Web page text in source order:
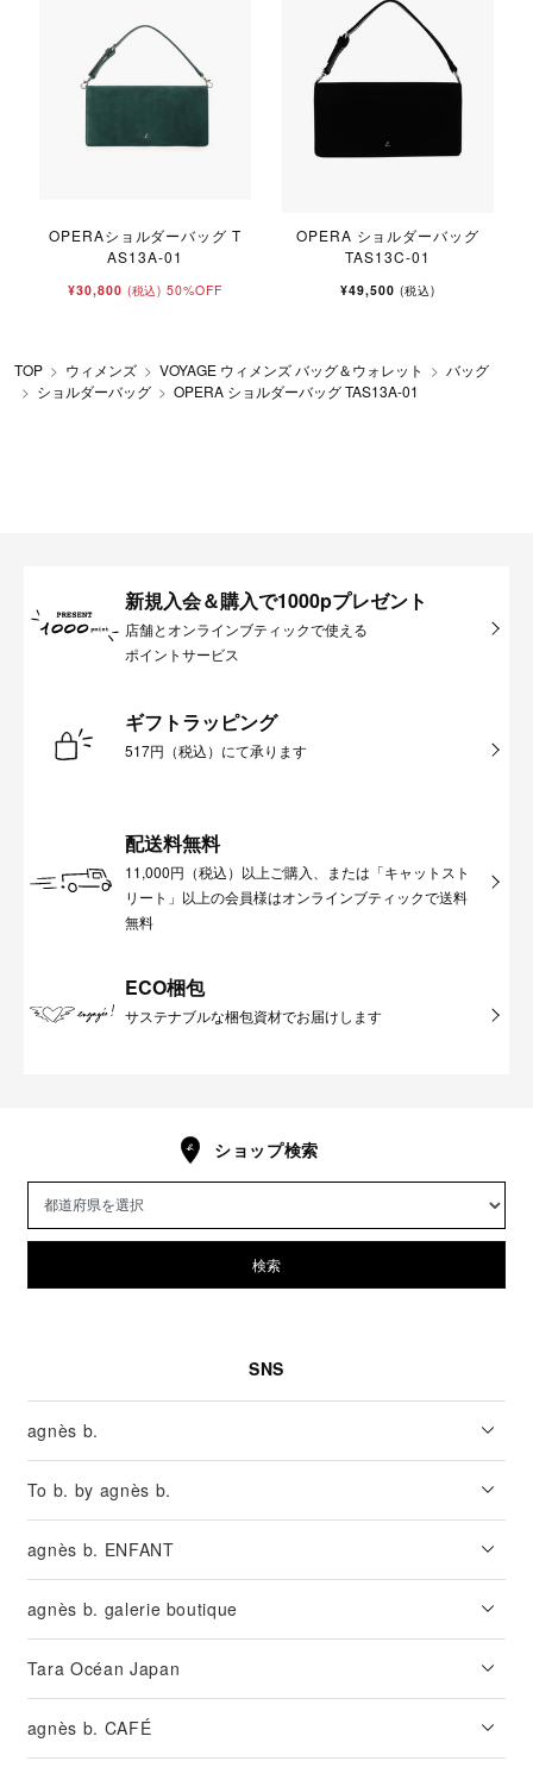
OPERAショルダーバッグ T
AS13A-01
¥30,800 (税込) 50%OFF
OPERA ショルダーバッグ
TAS13C-01
¥49,500 (税込)
TOP ウィメンズ VOYAGE ウィメンズ バッグ＆ウォレット
バッグ
ショルダーバッグ
OPERA ショルダーバッグ TAS13A-01
新規入会＆購入で1000pプレゼント
店舗とオンラインブティックで使える
ポイントサービス
ギフトラッピング
517円（税込）にて承ります
配送料無料
11,000円（税込）以上ご購入、または「キャットスト
リート」以上の会員様はオンラインブティックで送料
無料
ECO梱包
サステナブルな梱包資材でお届けします
ショップ検索
検索
SNS
agnès b.
To b. by agnès b.
agnès b. ENFANT
agnès b. galerie boutique
Tara Océan Japan
agnès b. CAFÉ